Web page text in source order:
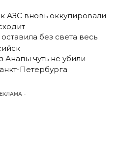
АЗС вновь оккупировали
без света весь
Анапы чуть не убили
Петербурга
-